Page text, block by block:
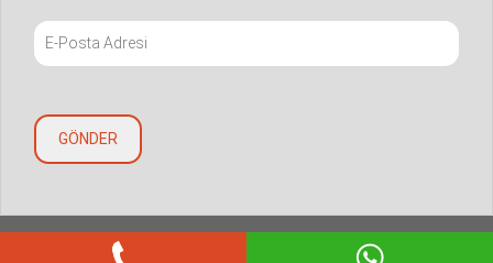
Copyright © 2021 mapivize.com. All Rights Reserved.